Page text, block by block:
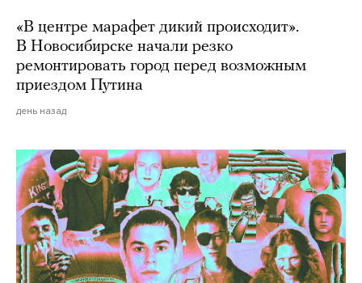
«В центре марафет дикий происходит».
В Новосибирске начали резко
ремонтировать город перед возможным
приездом Путина
день назад